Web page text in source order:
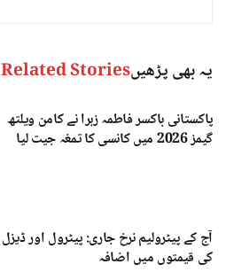
یہ بھی پڑھیںRelated Stories
پاکستانی باکسر فاطمہ زہرا نے کامن ویلتھ
گیمز 2026 میں کانسی کا تمغہ جیت لیا
آج کے پیٹرولیم نرخ جاری: پیٹرول اور ڈیزل
کی قیمتوں میں اضافہ